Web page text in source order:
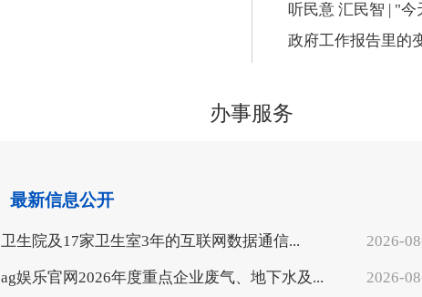
听民意 汇民智 | "
政府工作报告里的
办事服务
最新信息公开
卫生院及17家卫生室3年的互联网数据通信... 2026-
ag娱乐官网2026年度重点企业废气、地下水及... 2026-